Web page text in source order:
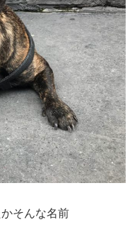
そんな名前